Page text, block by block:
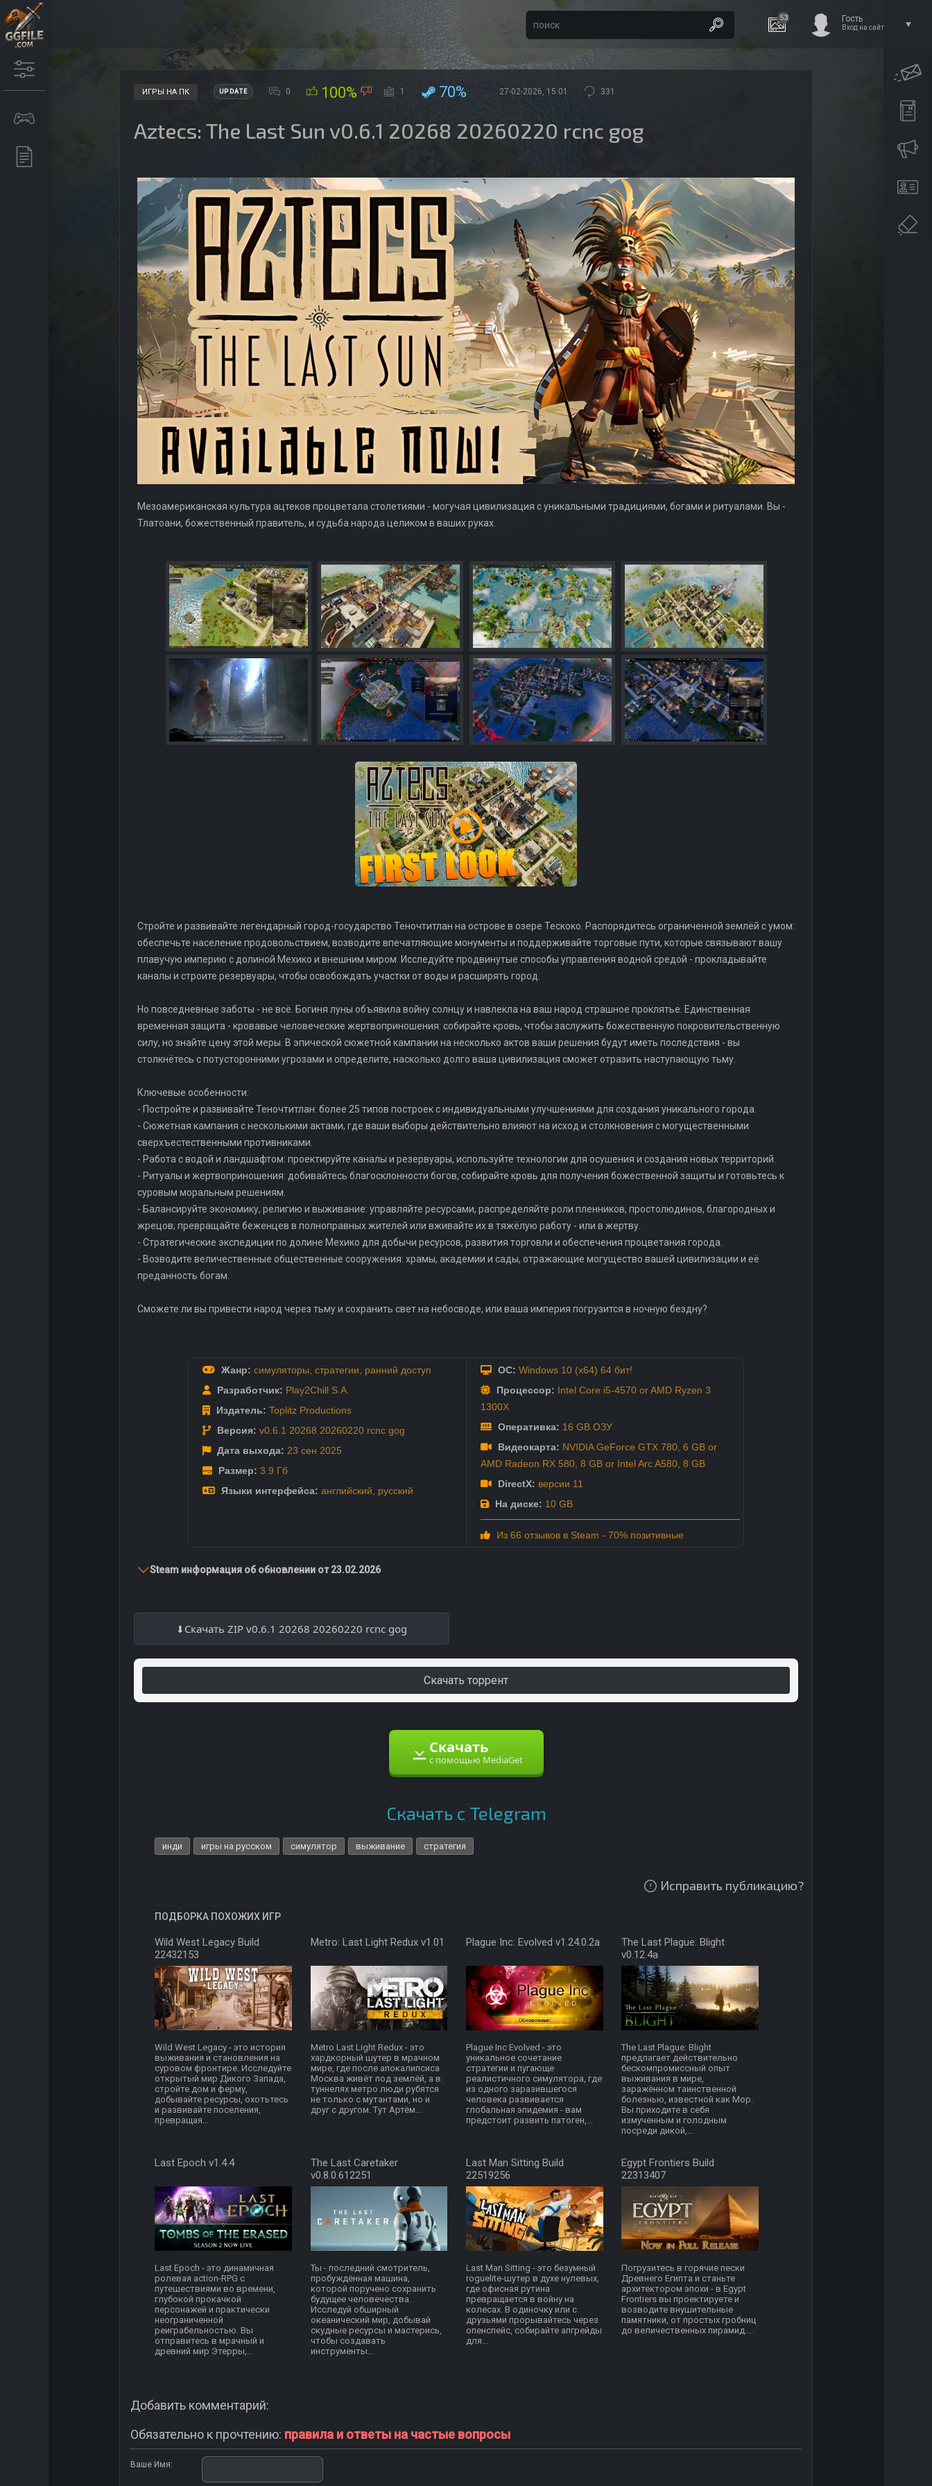
53 Гость
Вход на сайт
ИГРЫ НА ПК UPDATE 0 100% 1 70% 27-02-2026, 15:01 331
Aztecs: The Last Sun v0.6.1 20268 20260220 rcnc gog
Мезоамериканская культура ацтеков процветала столетиями - могучая цивилизация с уникальными традициями, богами и ритуалами. Вы -
Тлатоани, божественный правитель, и судьба народа целиком в ваших руках.
Стройте и развивайте легендарный город-государство Теночтитлан на острове в озере Тескоко. Распорядитесь ограниченной землёй с умом:
обеспечьте население продовольствием, возводите впечатляющие монументы и поддерживайте торговые пути, которые связывают вашу
плавучую империю с долиной Мехико и внешним миром. Исследуйте продвинутые способы управления водной средой - прокладывайте
каналы и строите резервуары, чтобы освобождать участки от воды и расширять город.
Но повседневные заботы - не всё. Богиня луны объявила войну солнцу и навлекла на ваш народ страшное проклятье. Единственная
временная защита - кровавые человеческие жертвоприношения: собирайте кровь, чтобы заслужить божественную покровительственную
силу, но знайте цену этой меры. В эпической сюжетной кампании на несколько актов ваши решения будут иметь последствия - вы
столкнётесь с потусторонними угрозами и определите, насколько долго ваша цивилизация сможет отразить наступающую тьму.
Ключевые особенности:
- Постройте и развивайте Теночтитлан: более 25 типов построек с индивидуальными улучшениями для создания уникального города.
- Сюжетная кампания с несколькими актами, где ваши выборы действительно влияют на исход и столкновения с могущественными
сверхъестественными противниками.
- Работа с водой и ландшафтом: проектируйте каналы и резервуары, используйте технологии для осушения и создания новых территорий.
- Ритуалы и жертвоприношения: добивайтесь благосклонности богов, собирайте кровь для получения божественной защиты и готовьтесь к
суровым моральным решениям.
- Балансируйте экономику, религию и выживание: управляйте ресурсами, распределяйте роли пленников, простолюдинов, благородных и
жрецов; превращайте беженцев в полноправных жителей или вживайте их в тяжёлую работу - или в жертву.
- Стратегические экспедиции по долине Мехико для добычи ресурсов, развития торговли и обеспечения процветания города.
- Возводите величественные общественные сооружения: храмы, академии и сады, отражающие могущество вашей цивилизации и её
преданность богам.
Сможете ли вы привести народ через тьму и сохранить свет на небосводе, или ваша империя погрузится в ночную бездну?
Жанр: симуляторы, стратегии, ранний доступ
Разработчик: Play2Chill S.A.
Издатель: Toplitz Productions
Версия: v0.6.1 20268 20260220 rcnc gog
Дата выхода: 23 сен 2025
Размер: 3.9 Гб
Языки интерфейса: английский, русский
ОС: Windows 10 (x64) 64 бит!
Процессор: Intel Core i5-4570 or AMD Ryzen 3
1300X
Оперативка: 16 GB ОЗУ
Видеокарта: NVIDIA GeForce GTX 780, 6 GB or
AMD Radeon RX 580, 8 GB or Intel Arc A580, 8 GB
DirectX: версии 11
На диске: 10 GB
Из 66 отзывов в Steam - 70% позитивные
Steam информация об обновлении от 23.02.2026
Скачать ZIP v0.6.1 20268 20260220 rcnc gog
Скачать торрент
Скачать
с помощью MediaGet
Скачать с Telegram
инди игры на русском симулятор выживание стратегия
Исправить публикацию?
ПОДБОРКА ПОХОЖИХ ИГР
Wild West Legacy Build
22432153
Wild West Legacy - это история
выживания и становления на
суровом фронтире. Исследуйте
открытый мир Дикого Запада,
стройте дом и ферму,
добывайте ресурсы, охотьтесь
и развивайте поселения,
превращая...
Metro: Last Light Redux v1.01
Metro Last Light Redux - это
хардкорный шутер в мрачном
мире, где после апокалипсиса
Москва живёт под землёй, а в
туннелях метро люди рубятся
не только с мутантами, но и
друг с другом. Тут Артём...
Plague Inc: Evolved v1.24.0.2a
Plague Inc Evolved - это
уникальное сочетание
стратегии и пугающе
реалистичного симулятора, где
из одного заразившегося
человека развивается
глобальная эпидемия - вам
предстоит развить патоген,...
The Last Plague: Blight
v0.12.4a
The Last Plague: Blight
предлагает действительно
бескомпромиссный опыт
выживания в мире,
заражённом таинственной
болезнью, известной как Мор.
Вы приходите в себя
измученным и голодным
посреди дикой,...
Last Epoch v1.4.4
Last Epoch - это динамичная
ролевая action-RPG с
путешествиями во времени,
глубокой прокачкой
персонажей и практически
неограниченной
реиграбельностью. Вы
отправитесь в мрачный и
древний мир Этерры,...
The Last Caretaker
v0.8.0.612251
Ты - последний смотритель,
пробуждённая машина,
которой поручено сохранить
будущее человечества.
Исследуй обширный
океанический мир, добывай
скудные ресурсы и мастерись,
чтобы создавать
инструменты...
Last Man Sitting Build
22519256
Last Man Sitting - это безумный
roguelite-шутер в духе нулевых,
где офисная рутина
превращается в войну на
колесах. В одиночку или с
друзьями прорывайтесь через
опенспейс, собирайте апгрейды
для...
Egypt Frontiers Build
22313407
Погрузитесь в горячие пески
Древнего Египта и станьте
архитектором эпохи - в Egypt
Frontiers вы проектируете и
возводите внушительные
памятники, от простых гробниц
до величественных пирамид....
Добавить комментарий:
Обязательно к прочтению: правила и ответы на частые вопросы
Ваше Имя: